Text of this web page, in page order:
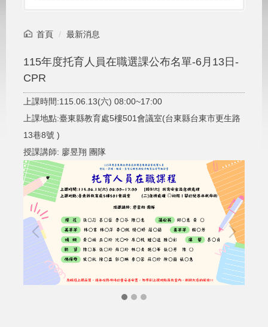
首頁 最新消息
115年度托育人員在職選課公布名單-6月13日-
CPR
上課時間:115.06.13(六) 08:00~17:00
上課地點:臺東縣教育處5樓501會議室(台東縣台東市更生路
13巷8號 )
授課講師: 廖昱翔 團隊